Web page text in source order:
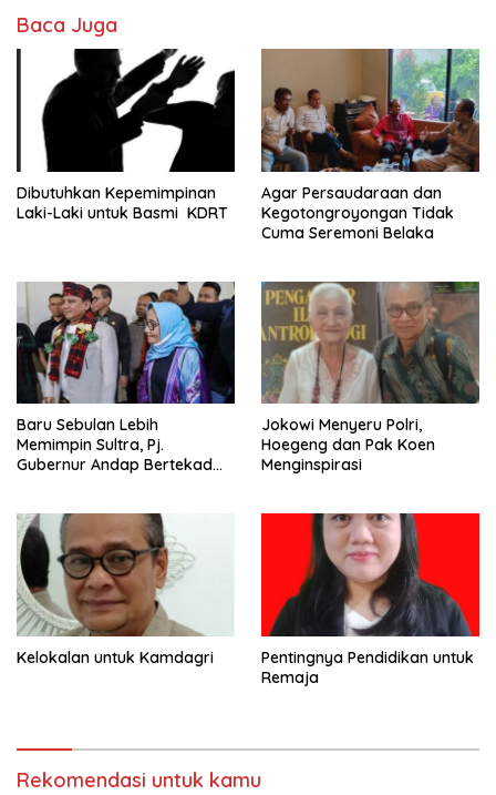
Baca Juga
Dibutuhkan Kepemimpinan
Laki-Laki untuk Basmi KDRT
Agar Persaudaraan dan
Kegotongroyongan Tidak
Cuma Seremoni Belaka
Baru Sebulan Lebih
Memimpin Sultra, Pj.
Gubernur Andap Bertekad
Tenggara
Jokowi Menyeru Polri,
Hoegeng dan Pak Koen
Menginspirasi
Kelokalan untuk Kamdagri
Pentingnya Pendidikan untuk
Remaja
Rekomendasi untuk kamu